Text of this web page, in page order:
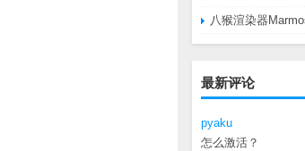
最新评论
pyaku
怎么激活？